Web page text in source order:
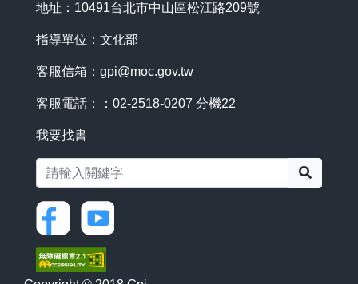
地址：10491台北市中山區松江路209號
指導單位：文化部
客服信箱： gpi@moc.gov.tw
客服電話：：02-2518-0207 分機22
我要找書